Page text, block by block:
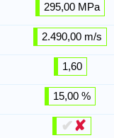
295,00 MPa
2.490,00 m/s
1,60
15,00 %
✔✘